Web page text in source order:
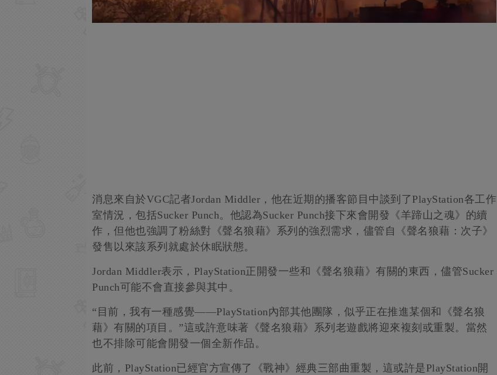
消息來自於VGC記者Jordan Middler，他在近期的播客節目中談到了PlayStation各工作
室情況，包括Sucker Punch。他認為Sucker Punch接下來會開發《羊蹄山之魂》的續
作，但他也強調了粉絲對《聲名狼藉》系列的強烈需求，儘管自《聲名狼藉：次子》
發售以來該系列就處於休眠狀態。
Jordan Middler表示，PlayStation正開發一些和《聲名狼藉》有關的東西，儘管Sucker
Punch可能不會直接參與其中。
“目前，我有一種感覺——PlayStation內部其他團隊，似乎正在推進某個和《聲名狼
藉》有關的項目。”這或許意味著《聲名狼藉》系列老遊戲將迎來複刻或重製。當然
也不排除可能會開發一個全新作品。
此前，PlayStation已經官方宣傳了《戰神》經典三部曲重製，這或許是PlayStation開